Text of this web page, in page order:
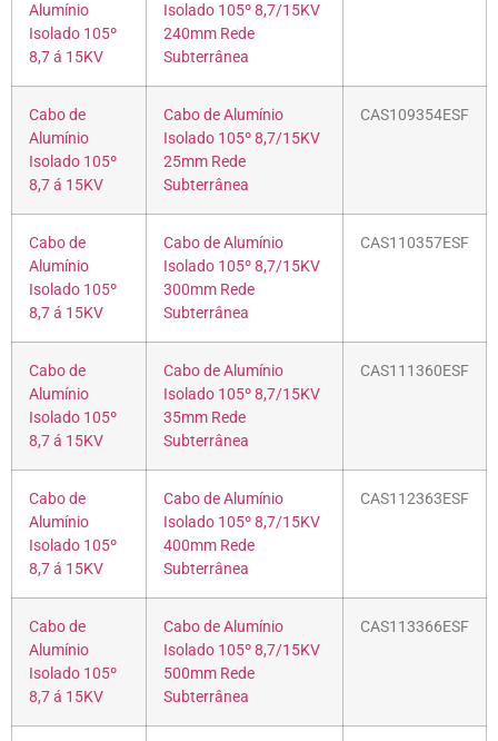
Alumínio
Isolado 105º
8,7 á 15KV
Isolado 105º 8,7/15KV
240mm Rede
Subterrânea
Cabo de
Alumínio
Isolado 105º
8,7 á 15KV
Cabo de Alumínio
Isolado 105º 8,7/15KV
25mm Rede
Subterrânea
CAS109354ESF
Cabo de
Alumínio
Isolado 105º
8,7 á 15KV
Cabo de Alumínio
Isolado 105º 8,7/15KV
300mm Rede
Subterrânea
CAS110357ESF
Cabo de
Alumínio
Isolado 105º
8,7 á 15KV
Cabo de Alumínio
Isolado 105º 8,7/15KV
35mm Rede
Subterrânea
CAS111360ESF
Cabo de
Alumínio
Isolado 105º
8,7 á 15KV
Cabo de Alumínio
Isolado 105º 8,7/15KV
400mm Rede
Subterrânea
CAS112363ESF
Cabo de
Alumínio
Isolado 105º
8,7 á 15KV
Cabo de Alumínio
Isolado 105º 8,7/15KV
500mm Rede
Subterrânea
CAS113366ESF